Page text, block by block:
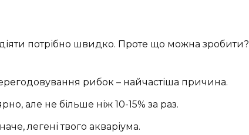
потрібно швидко. Проте що можна зробити?
рибок – найчастіша причина.
але не більше ніж 10-15% за раз.
легені твого акваріума.